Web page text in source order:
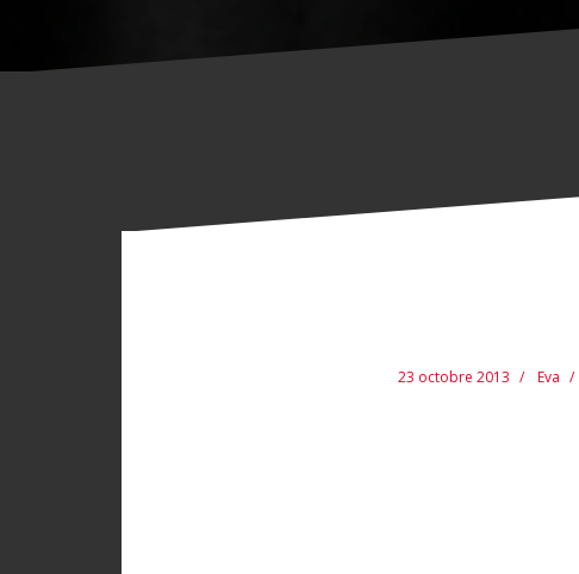
23 octobre 2013 Eva